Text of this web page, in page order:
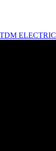
TDM ELECTRIC